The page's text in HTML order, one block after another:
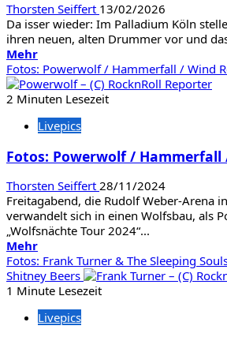
Thorsten Seiffert 13/02/2026
Da isser wieder: Im Palladium Köln
ihren neuen, alten Drummer vor und
MehrMehr
Informationen
über
Fotos:
Theater
Köln
Fotos: Powerwolf / Hammerfall / Wind
2 Minuten Lesezeit
Livepics
Fotos: Powerwolf / Hammerfall
Thorsten Seiffert 28/11/2024
Freitagabend, die Rudolf Weber-Arena
verwandelt sich in einen Wolfsbau, als
„Wolfsnächte Tour 2024“...
MehrMehr
Informationen
über
Fotos:
/
Fotos: Frank Turner & The Sleeping
Shitney Beers
1 Minute Lesezeit
Livepics